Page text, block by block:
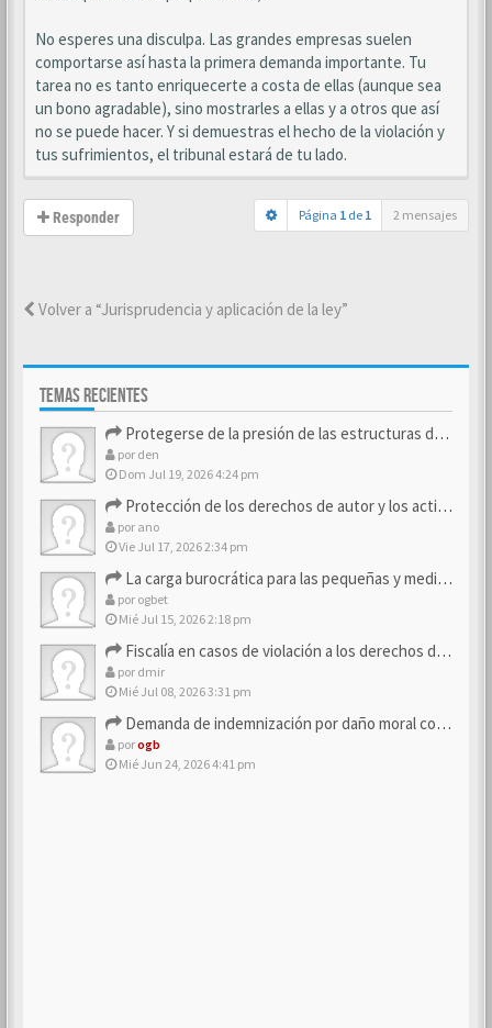
No esperes una disculpa. Las grandes empresas suelen
comportarse así hasta la primera demanda importante. Tu
tarea no es tanto enriquecerte a costa de ellas (aunque sea
un bono agradable), sino mostrarles a ellas y a otros que así
no se puede hacer. Y si demuestras el hecho de la violación y
tus sufrimientos, el tribunal estará de tu lado.
Responder Página 1 de 1 2 mensajes
Volver a “Jurisprudencia y aplicación de la ley”
TEMAS RECIENTES
Protegerse de la presión de las estructuras de control
por den
Dom Jul 19, 2026 4:24 pm
Protección de los derechos de autor y los activos de marca
por ano
Vie Jul 17, 2026 2:34 pm
La carga burocrática para las pequeñas y medianas empresas
por ogbet
Mié Jul 15, 2026 2:18 pm
Fiscalía en casos de violación a los derechos de los consum…
por dmir
Mié Jul 08, 2026 3:31 pm
Demanda de indemnización por daño moral contra la empresa
porogb
Mié Jun 24, 2026 4:41 pm